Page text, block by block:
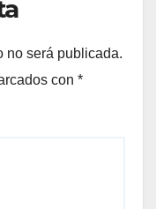
no será publicada.
con *